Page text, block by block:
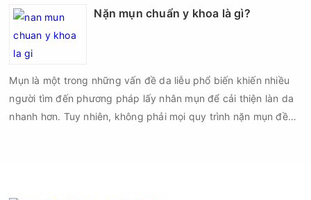
đủ các bước vô khuẩn và chăm sóc sau điều trị.
Nặn mụn chuẩn y khoa là gì?
Mụn là một trong những vấn đề da liễu phổ biến khiến nhiều
người tìm đến phương pháp lấy nhân mụn để cải thiện làn da
nhanh hơn. Tuy nhiên, không phải mọi quy trình nặn mụn đều